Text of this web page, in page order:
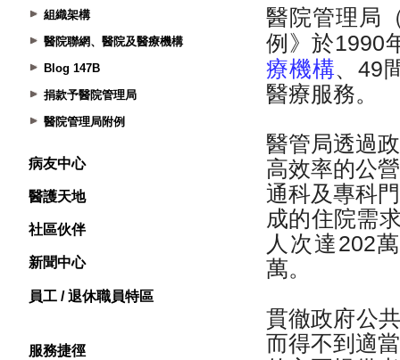
組織架構
醫院聯網、醫院及醫療機構
Blog 147B
捐款予醫院管理局
醫院管理局附例
病友中心
醫護天地
社區伙伴
新聞中心
員工 / 退休職員特區
服務捷徑